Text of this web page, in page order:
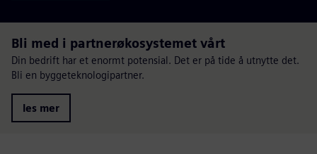
Bli med i partnerøkosystemet vårt
Din bedrift har et enormt potensial. Det er på tide å utnytte det.
Bli en byggeteknologipartner.
les mer